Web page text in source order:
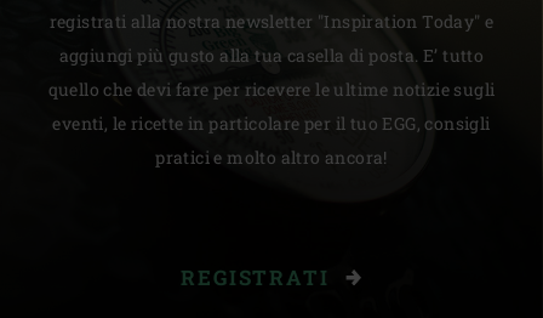
registrati alla nostra newsletter "Inspiration Today" e
aggiungi più gusto alla tua casella di posta. E’ tutto
quello che devi fare per ricevere le ultime notizie sugli
eventi, le ricette in particolare per il tuo EGG, consigli
pratici e molto altro ancora!
REGISTRATI